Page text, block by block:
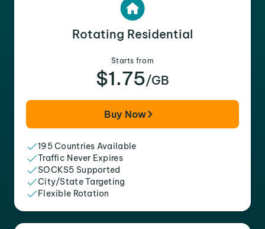
Rotating Residential
Starts from
$1.75/GB
Buy Now
195 Countries Available
Traffic Never Expires
SOCKS5 Supported
City/State Targeting
Flexible Rotation